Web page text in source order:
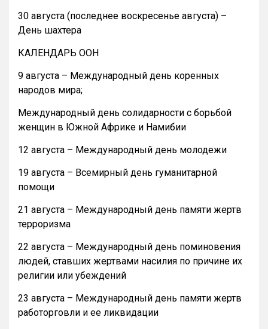
30 августа (последнее воскресенье августа) –
День шахтера
КАЛЕНДАРЬ ООН
9 августа – Международный день коренных
народов мира;
Международный день солидарности с борьбой
женщин в Южной Африке и Намибии
12 августа – Международный день молодежи
19 августа – Всемирный день гуманитарной
помощи
21 августа – Международный день памяти жертв
терроризма
22 августа – Международный день поминовения
людей, ставших жертвами насилия по причине их
религии или убеждений
23 августа – Международный день памяти жертв
работорговли и ее ликвидации